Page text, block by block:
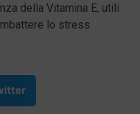
della Vitamina E, utili
lo stress